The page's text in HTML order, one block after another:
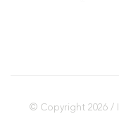
© Copyright 2026 /